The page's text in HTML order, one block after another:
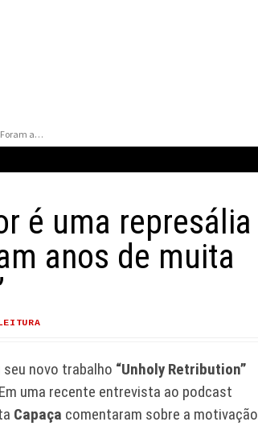
Novo registro do Violator é uma represália ao bolsonarismo: “Foram anos de muita fúria”
é uma represália
anos de muita
novo trabalho “Unholy Retribution”
uma recente entrevista ao podcast
Capaça comentaram sobre a motivação
SEM VOLTA PARA CASA,
MORRE AOS 82 ANOS